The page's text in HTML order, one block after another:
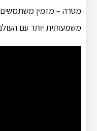
מטרה – מזמין
משמעותית יותר עם